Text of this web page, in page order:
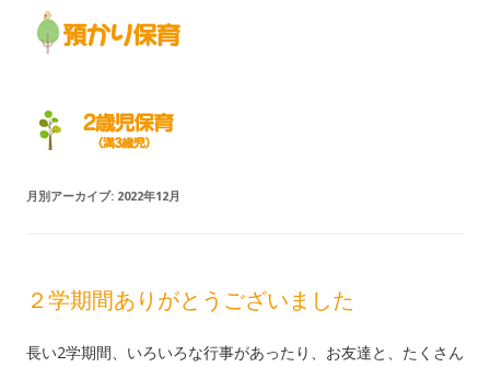
月別アーカイブ: 2022年12月
２学期間ありがとうございました
長い2学期間、いろいろな行事があったり、お友達と、たくさん